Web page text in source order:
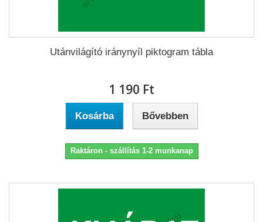
Utánvilágító iránynyíl piktogram tábla
1 190 Ft‎
Kosárba Bővebben
Raktáron - szállítás 1-2 munkanap